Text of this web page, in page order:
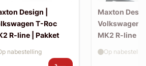
Design |
T-Roc
R-line | Pakket
nabestelling
Maxton
Volkswagen
MK2 R-line |
extension
Op